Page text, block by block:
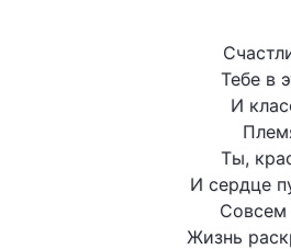
Тебе в
И
Ты,
И сердце
Совсем
Жизнь